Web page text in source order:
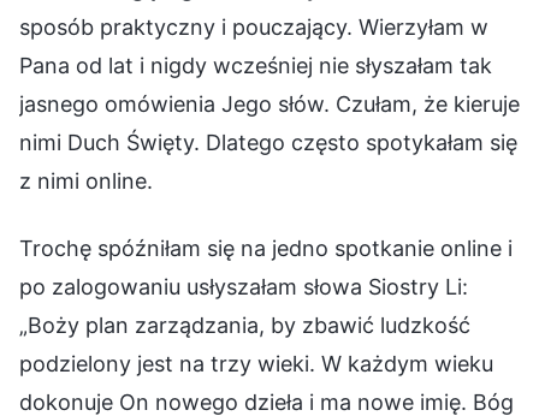
sposób praktyczny i pouczający. Wierzyłam w
Pana od lat i nigdy wcześniej nie słyszałam tak
jasnego omówienia Jego słów. Czułam, że kieruje
nimi Duch Święty. Dlatego często spotykałam się
z nimi online.
Trochę spóźniłam się na jedno spotkanie online i
po zalogowaniu usłyszałam słowa Siostry Li:
„Boży plan zarządzania, by zbawić ludzkość
podzielony jest na trzy wieki. W każdym wieku
dokonuje On nowego dzieła i ma nowe imię. Bóg